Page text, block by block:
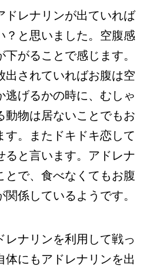
レナリンが出ていれば
？と思いました。空腹感
がることで感じます。
出されていればお腹は空
逃げるかの時に、むしゃ
動物は居ないことでもお
す。またドキドキ恋して
ると言います。アドレナ
とで、食べなくてもお腹
係しているようです。
ナリンを利用して戦っ
体にもアドレナリンを出